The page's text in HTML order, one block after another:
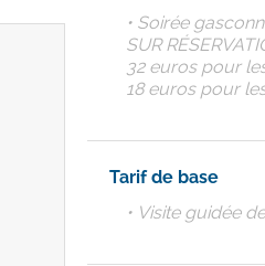
• Soirée
SUR
32 euros pour
18 euros pour
Tarif de base
• Visite guidée